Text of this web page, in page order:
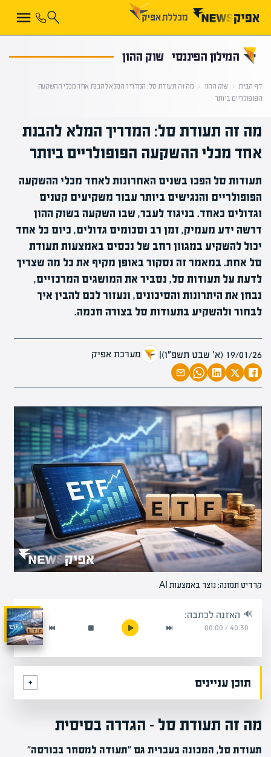
המילון הפיננסי שוק ההון
דף הבית ‹ שוק ההון ‹ מה זה תעודת סל: המדריך המלא להבנת אחד מכלי ההשקעה
הפופולריים ביותר
מה זה תעודת סל: המדריך המלא להבנת
אחד מכלי ההשקעה הפופולריים ביותר
תעודות סל הפכו בשנים האחרונות לאחד מכלי ההשקעה
הפופולריים והנגישים ביותר עבור משקיעים קטנים
וגדולים כאחד. בניגוד לעבר, שבו השקעה בשוק ההון
דרשה ידע מעמיק, זמן רב וסכומים גדולים, כיום כל אחד
יכול להשקיע במגוון רחב של נכסים באמצעות תעודת
סל אחת. במאמר זה נסקור באופן מקיף את כל מה שצריך
לדעת על תעודות סל, נסביר את המושגים המרכזיים,
נבחן את היתרונות והסיכונים, ונעזור לכם להבין איך
לבחור ולהשקיע בתעודות סל בצורה חכמה.
19/01/26 (א׳ שבט תשפ״ו) | מערכת אפיק
קרדיט תמונה: נוצר באמצעות AI
האזנה לכתבה:
40:30
/
00:00
תוכן עניינים
מה זה תעודת סל – הגדרה בסיסית
תעודת סל, המכונה בעברית גם "תעודה למסחר בבורסה"